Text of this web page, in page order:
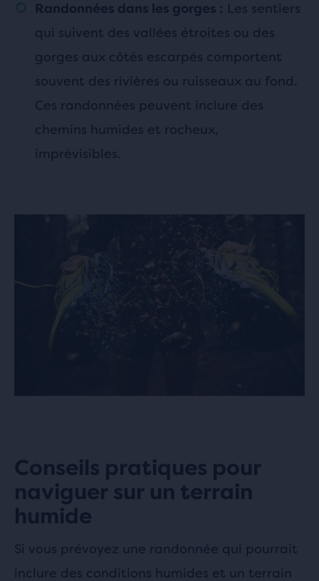
Randonnées dans les gorges : Les sentiers
qui suivent des vallées étroites ou des
gorges aux côtés escarpés comportent
souvent des rivières ou ruisseaux au fond.
Ces randonnées peuvent inclure des
chemins humides et rocheux,
imprévisibles.
Conseils pratiques pour
naviguer sur un terrain
humide
Si vous prévoyez une randonnée qui pourrait
inclure des conditions humides et un terrain